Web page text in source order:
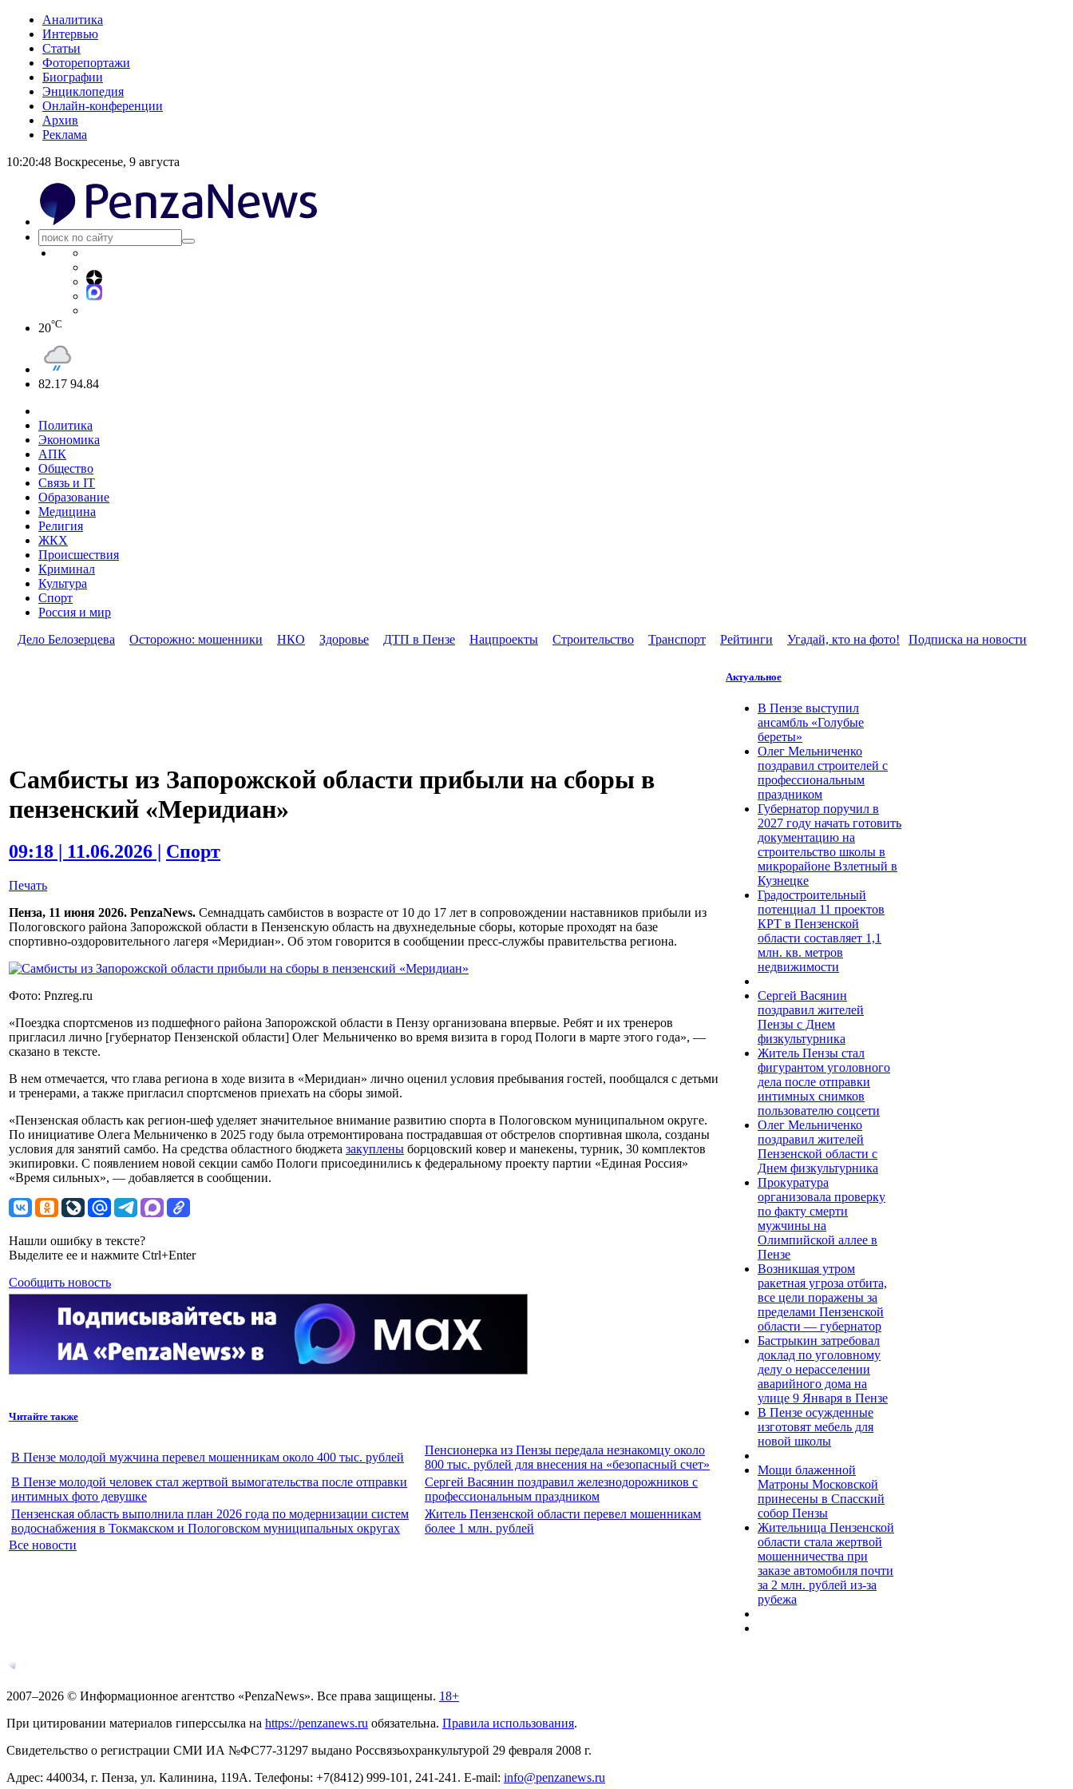
Аналитика
Интервью
Статьи
Фоторепортажи
Биографии
Энциклопедия
Онлайн-конференции
Архив
Реклама
10:20:48 Воскресенье, 9 августа
20°C
82.17 94.84
Политика
Экономика
АПК
Общество
Связь и IT
Образование
Медицина
Религия
ЖКХ
Происшествия
Криминал
Культура
Спорт
Россия и мир
Дело Белозерцева
Осторожно: мошенники НКО Здоровье ДТП в Пензе Нацпроекты Строительство Транспорт Рейтинги Угадай, кто на фото! Подписка на новости
Самбисты из Запорожской области прибыли на сборы в
пензенский «Меридиан»
09:18 | 11.06.2026 | Спорт
Печать
Пенза, 11 июня 2026. PenzaNews. Семнадцать самбистов в возрасте от 10 до 17 лет в сопровождении наставников прибыли из
Пологовского района Запорожской области в Пензенскую область на двухнедельные сборы, которые проходят на базе
спортивно-оздоровительного лагеря «Меридиан». Об этом говорится в сообщении пресс-службы правительства региона.
Фото: Pnzreg.ru
«Поездка спортсменов из подшефного района Запорожской области в Пензу организована впервые. Ребят и их тренеров
пригласил лично [губернатор Пензенской области] Олег Мельниченко во время визита в город Пологи в марте этого года», —
сказано в тексте.
В нем отмечается, что глава региона в ходе визита в «Меридиан» лично оценил условия пребывания гостей, пообщался с детьми
и тренерами, а также пригласил спортсменов приехать на сборы зимой.
«Пензенская область как регион-шеф уделяет значительное внимание развитию спорта в Пологовском муниципальном округе.
По инициативе Олега Мельниченко в 2025 году была отремонтирована пострадавшая от обстрелов спортивная школа, созданы
условия для занятий самбо. На средства областного бюджета закуплены борцовский ковер и манекены, турник, 30 комплектов
экипировки. С появлением новой секции самбо Пологи присоединились к федеральному проекту партии «Единая Россия»
«Время сильных», — добавляется в сообщении.
Нашли ошибку в тексте?
Выделите ее и нажмите Ctrl+Enter
Сообщить новость
Читайте также
В Пензе молодой мужчина перевел мошенникам около 400 тыс. рублей
Пенсионерка из Пензы передала незнакомцу около
800 тыс. рублей для внесения на «безопасный счет»
В Пензе молодой человек стал жертвой вымогательства после отправки
интимных фото девушке
Сергей Васянин поздравил железнодорожников с
профессиональным праздником
Пензенская область выполнила план 2026 года по модернизации систем
водоснабжения в Токмакском и Пологовском муниципальных округах
Житель Пензенской области перевел мошенникам
более 1 млн. рублей
Все новости
Актуальное
В Пензе выступил
ансамбль «Голубые
береты»
Олег Мельниченко
поздравил строителей с
профессиональным
праздником
Губернатор поручил в
2027 году начать готовить
документацию на
строительство школы в
микрорайоне Взлетный в
Кузнецке
Градостроительный
потенциал 11 проектов
КРТ в Пензенской
области составляет 1,1
млн. кв. метров
недвижимости
Сергей Васянин
поздравил жителей
Пензы с Днем
физкультурника
Житель Пензы стал
фигурантом уголовного
дела после отправки
интимных снимков
пользователю соцсети
Олег Мельниченко
поздравил жителей
Пензенской области с
Днем физкультурника
Прокуратура
организовала проверку
по факту смерти
мужчины на
Олимпийской аллее в
Пензе
Возникшая утром
ракетная угроза отбита,
все цели поражены за
пределами Пензенской
области — губернатор
Бастрыкин затребовал
доклад по уголовному
делу о нерасселении
аварийного дома на
улице 9 Января в Пензе
В Пензе осужденные
изготовят мебель для
новой школы
Мощи блаженной
Матроны Московской
принесены в Спасский
собор Пензы
Жительница Пензенской
области стала жертвой
мошенничества при
заказе автомобиля почти
за 2 млн. рублей из-за
рубежа
2007–2026 © Информационное агентство «PenzaNews». Все права защищены. 18+
При цитировании материалов гиперссылка на https://penzanews.ru обязательна. Правила использования.
Свидетельство о регистрации СМИ ИА №ФС77-31297 выдано Россвязьохранкультурой 29 февраля 2008 г.
Адрес: 440034, г. Пенза, ул. Калинина, 119А. Телефоны: +7(8412) 999-101, 241-241 . E-mail: info@penzanews.ru